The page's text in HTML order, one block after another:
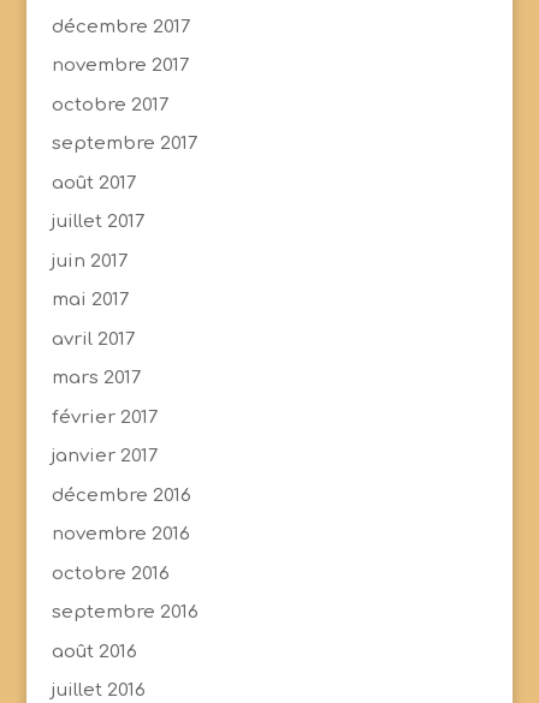
décembre 2017
novembre 2017
octobre 2017
septembre 2017
août 2017
juillet 2017
juin 2017
mai 2017
avril 2017
mars 2017
février 2017
janvier 2017
décembre 2016
novembre 2016
octobre 2016
septembre 2016
août 2016
juillet 2016